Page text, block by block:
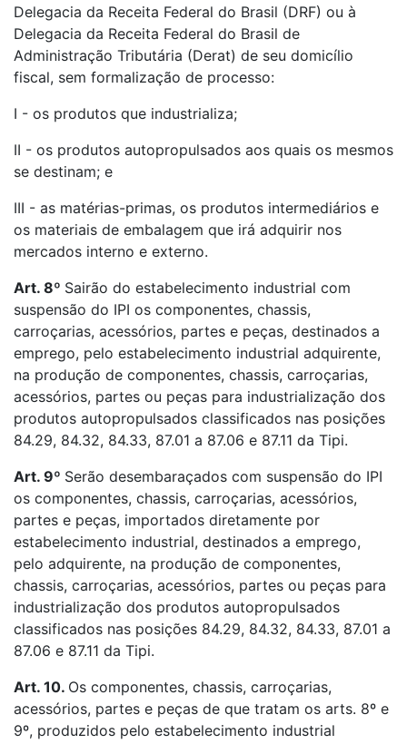
Delegacia da Receita Federal do Brasil (DRF) ou à
Delegacia da Receita Federal do Brasil de
Administração Tributária (Derat) de seu domicílio
fiscal, sem formalização de processo:
I - os produtos que industrializa;
II - os produtos autopropulsados aos quais os mesmos
se destinam; e
III - as matérias-primas, os produtos intermediários e
os materiais de embalagem que irá adquirir nos
mercados interno e externo.
Art. 8º Sairão do estabelecimento industrial com
suspensão do IPI os componentes, chassis,
carroçarias, acessórios, partes e peças, destinados a
emprego, pelo estabelecimento industrial adquirente,
na produção de componentes, chassis, carroçarias,
acessórios, partes ou peças para industrialização dos
produtos autopropulsados classificados nas posições
84.29, 84.32, 84.33, 87.01 a 87.06 e 87.11 da Tipi.
Art. 9º Serão desembaraçados com suspensão do IPI
os componentes, chassis, carroçarias, acessórios,
partes e peças, importados diretamente por
estabelecimento industrial, destinados a emprego,
pelo adquirente, na produção de componentes,
chassis, carroçarias, acessórios, partes ou peças para
industrialização dos produtos autopropulsados
classificados nas posições 84.29, 84.32, 84.33, 87.01 a
87.06 e 87.11 da Tipi.
Art. 10. Os componentes, chassis, carroçarias,
acessórios, partes e peças de que tratam os arts. 8º e
9º, produzidos pelo estabelecimento industrial